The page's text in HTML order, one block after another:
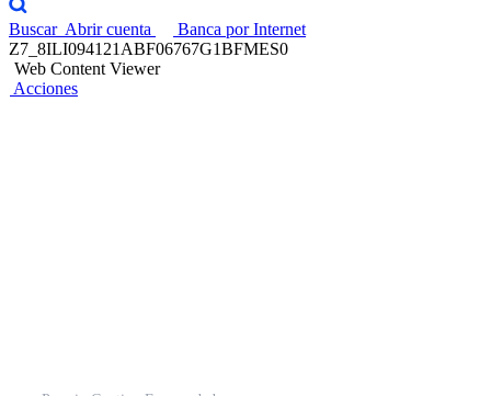
Buscar Abrir cuenta
Banca por Internet
Z7_8ILI094121ABF06767G1BFMES0
Web Content Viewer
Acciones